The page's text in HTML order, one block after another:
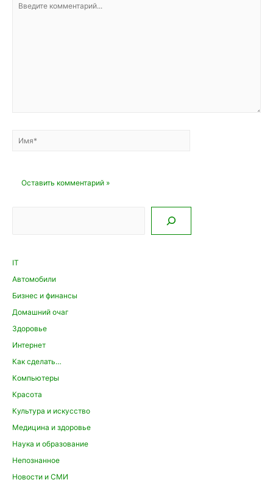
комментарий...
Имя*
IT
Автомобили
Бизнес и финансы
Домашний очаг
Здоровье
Интернет
Как сделать…
Компьютеры
Красота
Культура и искусство
Медицина и здоровье
Наука и образование
Непознанное
Новости и СМИ